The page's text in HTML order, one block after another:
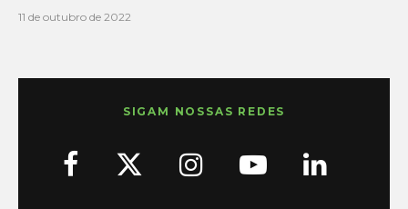
11 de outubro de 2022
SIGAM NOSSAS REDES